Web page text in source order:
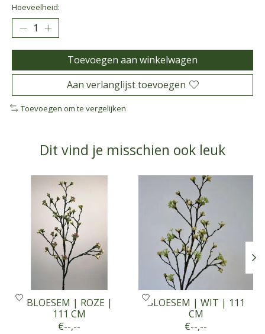
Hoeveelheid:
Toevoegen aan winkelwagen
Aan verlanglijst toevoegen
Toevoegen om te vergelijken
Dit vind je misschien ook leuk
Items van productcarrousel
BLOESEM | ROZE |
111 CM
€--,--
BLOESEM | WIT | 111
CM
€--,--